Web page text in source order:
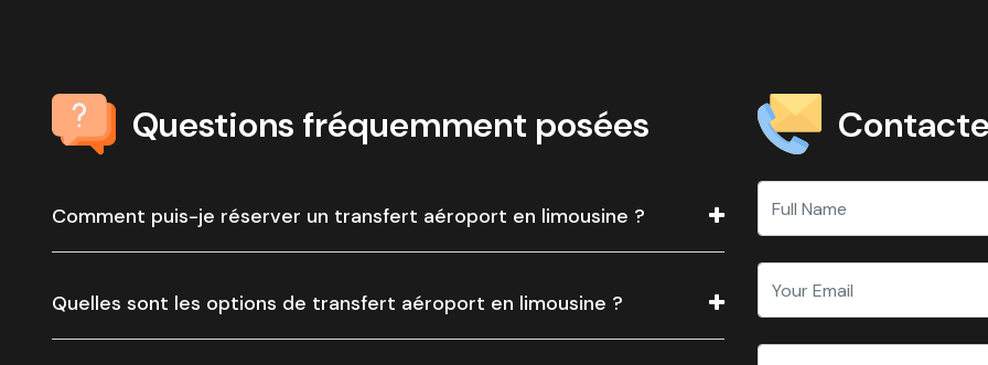
Questions fréquemment posées
Comment puis-je réserver un transfert aéroport en limousine ?
Quelles sont les options de transfert aéroport en limousine ?